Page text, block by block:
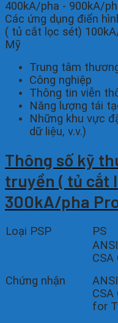
Các ứng dụng điển
( tủ cắt lọc sét)
Mỹ
Trung tâm
Công nghiệp
Thông tin viễn
Năng lượng tái
Những khu vực
dữ liệu, v.v.)
Thông số kỹ
truyền ( tủ cắt
300kA/pha
Loại PSP PS
Chứng nhận
CSA
CSA
for